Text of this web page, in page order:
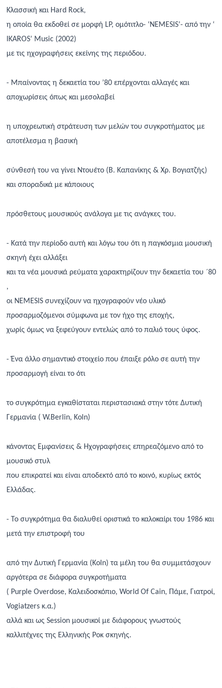
Κλασσική και Hard Rock,
η οποία θα εκδοθεί σε μορφή LP, ομότιτλο- ‘NEMESIS’- από την ‘
KAROS’ Music(2002)
με τις ηχογραφήσεις εκείνης της περιόδου.
- Μπαίνοντας η δεκαετία του ’80 επέρχονται αλλαγές και
αποχωρίσεις όπως και μεσολαβεί
η υποχρεωτική στράτευση των μελών του συγκροτήματος με
αποτέλεσμα η βασική
σύνθεσή του να γίνει Ντουέτο (Β. Καπανίκης & Χρ. Βογιατζής)
και σποραδικά με κάποιους
πρόσθετους μουσικούς ανάλογα με τις ανάγκες του.
- Κατά την περίοδο αυτή και λόγω του ότι η παγκόσμια μουσική
σκηνή έχει αλλάξει
και τα νέα μουσικά ρεύματα χαρακτηρίζουν την δεκαετία του ΄80
,
οι NEMESISσυνεχίζουν να ηχογραφούν νέο υλικό
προσαρμοζόμενοι σύμφωνα με τον ήχο της εποχής,
χωρίς όμως να ξεφεύγουν εντελώς από το παλιό τους ύφος.
- Ένα άλλο σημαντικό στοιχείοπου έπαιξε ρόλο σε αυτή την
προσαρμογή είναι το ότι
το συγκρότημα εγκαθίσταται περιστασιακά στην τότε Δυτική
Γερμανία ( W.Berlin, Koln)
κάνοντας Εμφανίσεις & Ηχογραφήσεις επηρεαζόμενο από το
μουσικό στυλ
που επικρατεί και είναι αποδεκτό από το κοινό, κυρίως εκτός
Ελλάδας.
- Το συγκρότημα θα διαλυθεί οριστικά το καλοκαίρι του 1986 και
μετά την επιστροφή του
από την Δυτική Γερμανία (Koln) τα μέλη του θα συμμετάσχουν
αργότερα σε διάφορα συγκροτήματα
( Purple Overdose, Καλειδοσκόπιο, World Of Cain, Πάμε, Γιατροί,
Vogiatzersκ.α.)
αλλά και ως Sessionμουσικοί με διάφορους γνωστούς
καλλιτέχνες της Ελληνικής Ροκ σκηνής.